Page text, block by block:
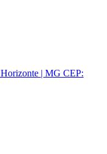
| MG CEP: